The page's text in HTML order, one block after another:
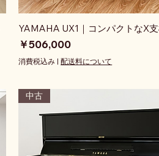
YAMAHA UX1｜コンパクトなX
価格
￥506,000
消費税込み |配送料について
中古